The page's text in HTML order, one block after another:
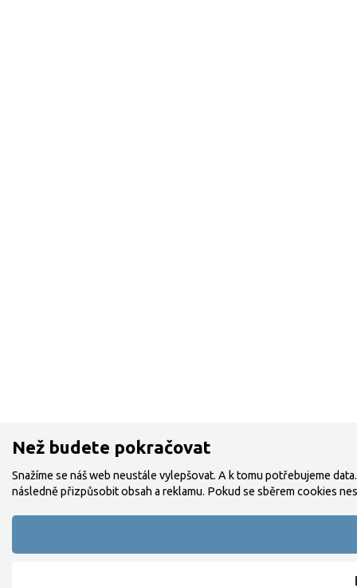
Než budete pokračovat
Snažíme se náš web neustále vylepšovat. A k tomu potřebujeme
následně přizpůsobit obsah a reklamu. Pokud se sběrem cookies